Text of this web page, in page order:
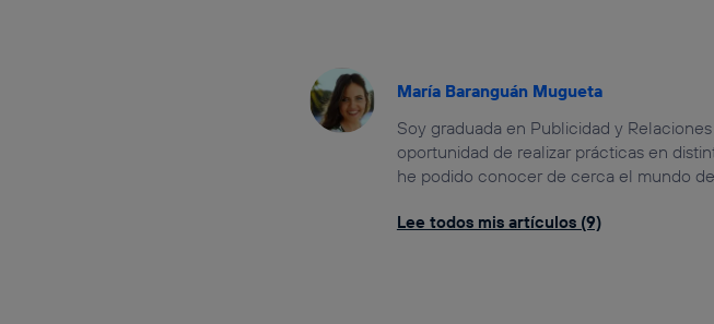
María Baranguán Mugueta
Soy graduada en Publicidad y
oportunidad de realizar prácticas en
he podido conocer de cerca el mundo
Lee todos mis artículos (9)